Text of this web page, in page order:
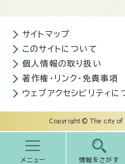
メニュー 情報をさがす
サイトマップ
このサイトについて
個人情報の取り扱い
著作権・リンク・免責事項
ウェブアクセシビリティに
Copyright © The city of